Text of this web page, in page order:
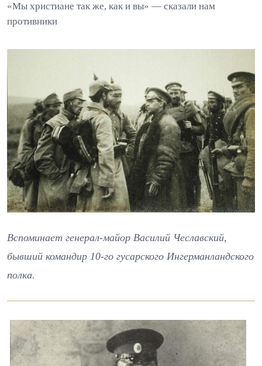
«Мы христиане так же, как и вы» — сказали нам
противники
Вспоминает генерал-майор Василий Чеславский,
бывший командир 10-го гусарского Ингерманландского
полка.